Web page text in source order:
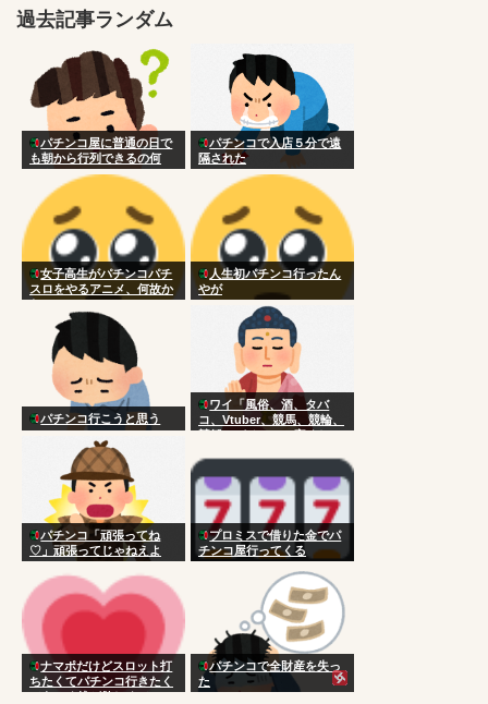
過去記事ランダム
パチンコ屋に普通の日で
も朝から行列できるの何
で？
パチンコで入店５分で遠
隔された
女子高生がパチンコパチ
スロをやるアニメ、何故か
ない
人生初パチンコ行ったん
やが
パチンコ行こうと思う
ワイ「風俗、酒、タバ
コ、Vtuber、競馬、競輪、
競艇、パチンコ、宝くじ一
ん」
パチンコ「頑張ってね
♡」頑張ってじゃねえよ
プロミスで借りた金でパ
チンコ屋行ってくる
ナマポだけどスロット打
ちたくてパチンコ行きたく
てあぶく銭が欲しくて
パチンコで全財産を失っ
た